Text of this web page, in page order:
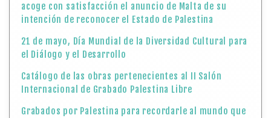
acoge con satisfacción el anuncio de Malta de su
intención de reconocer el Estado de Palestina
21 de mayo, Día Mundial de la Diversidad Cultural para
el Diálogo y el Desarrollo
Catálogo de las obras pertenecientes al II Salón
Internacional de Grabado Palestina Libre
Grabados por Palestina para recordarle al mundo que